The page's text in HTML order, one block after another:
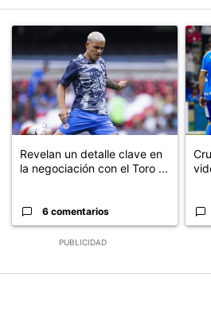
PUBLICIDAD
Un artículo de tendencia con el
Revelan un detalle clave en
la negociación con el Toro ...
6 comentarios
Un